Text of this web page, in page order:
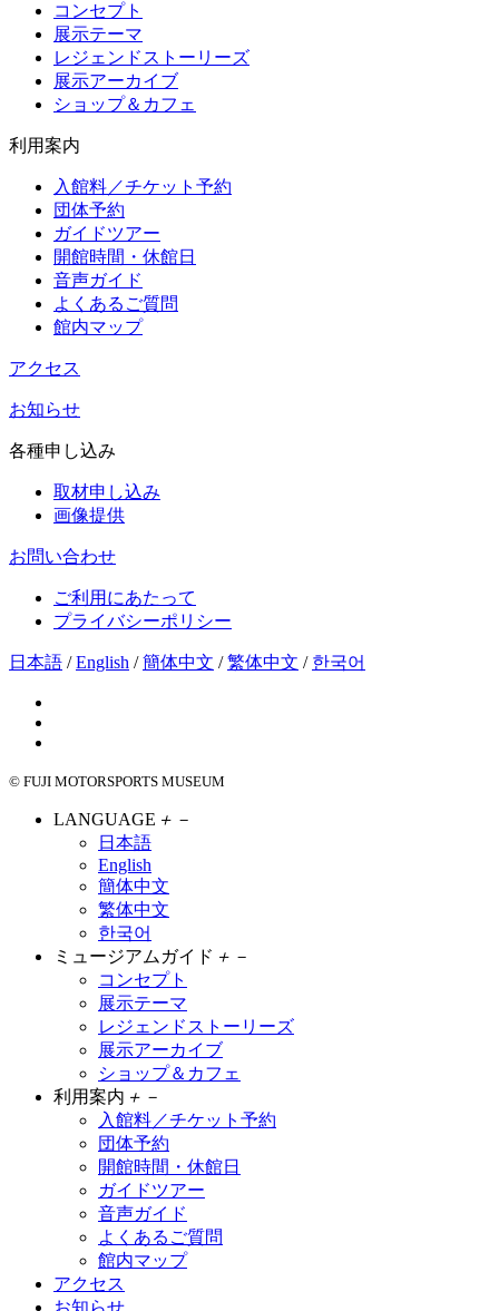
コンセプト
展示テーマ
レジェンドストーリーズ
展示アーカイブ
ショップ＆カフェ
利用案内
入館料／チケット予約
団体予約
ガイドツアー
開館時間・休館日
音声ガイド
よくあるご質問
館内マップ
アクセス
お知らせ
各種申し込み
取材申し込み
画像提供
お問い合わせ
ご利用にあたって
プライバシーポリシー
日本語 /English /簡体中文 /繁体中文 / 한국어
© FUJI MOTORSPORTS MUSEUM
LANGUAGE ＋ －
日本語
English
簡体中文
繁体中文
한국어
ミュージアムガイド ＋ －
コンセプト
展示テーマ
レジェンドストーリーズ
展示アーカイブ
ショップ＆カフェ
利用案内 ＋ －
入館料／チケット予約
団体予約
開館時間・休館日
ガイドツアー
音声ガイド
よくあるご質問
館内マップ
アクセス